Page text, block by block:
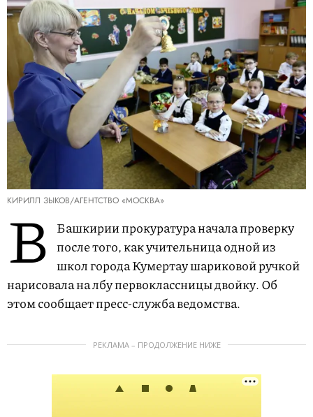
КИРИЛЛ ЗЫКОВ/АГЕНТСТВО «МОСКВА»
В
Башкирии прокуратура начала проверку
после того, как учительница одной из
школ города Кумертау шариковой ручкой
нарисовала на лбу первоклассницы двойку. Об
этом сообщает пресс-служба ведомства.
РЕКЛАМА – ПРОДОЛЖЕНИЕ НИЖЕ